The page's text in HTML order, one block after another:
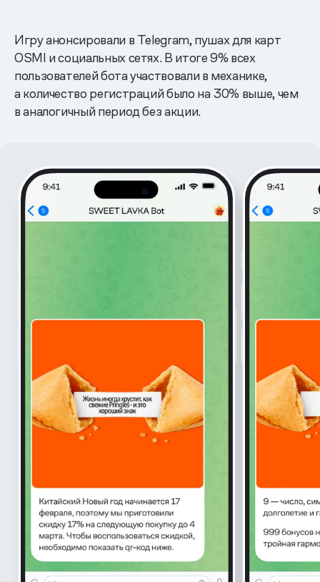
Игру анонсировали в Telegram, пушах для карт
OSMI и социальных сетях. В итоге 9% всех
пользователей бота участвовали в механике,
а количество регистраций было на 30% выше, чем
в аналогичный период без акции.